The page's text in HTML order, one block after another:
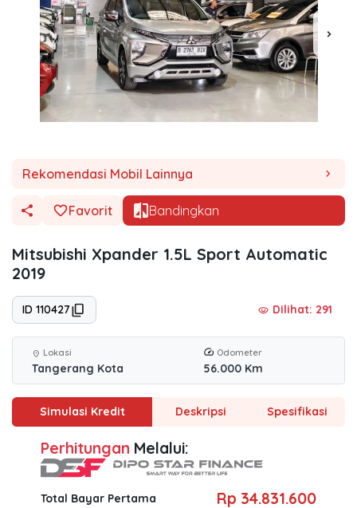
chevron_right
Rekomendasi Mobil Lainnya chevron_right
Favorit Bandingkan
Mitsubishi Xpander 1.5L Sport Automatic
2019
ID 110427 visibility Dilihat: 291
location_on Lokasi
Tangerang Kota
Odometer
56.000 Km
Simulasi Kredit Deskripsi Spesifikasi
Perhitungan Melalui:
Total Bayar Pertama Rp 34.831.600